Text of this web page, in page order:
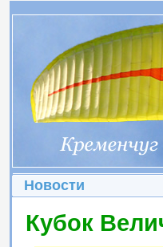
Новости
Кубок